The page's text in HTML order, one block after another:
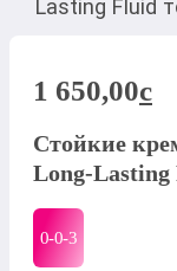
Lasting Fluid
1 650,00c
Стойкие
Long-Lasting
0-0-3